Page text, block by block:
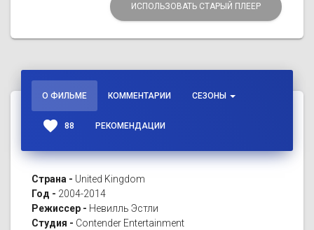
ИСПОЛЬЗОВАТЬ СТАРЫЙ ПЛЕЕР
О ФИЛЬМЕ КОММЕНТАРИИ СЕЗОНЫ
favorite 88 РЕКОМЕНДАЦИИ
Страна - United Kingdom
Год - 2004-2014
Режиссер - Невилль Эстли
Студия - Contender Entertainment